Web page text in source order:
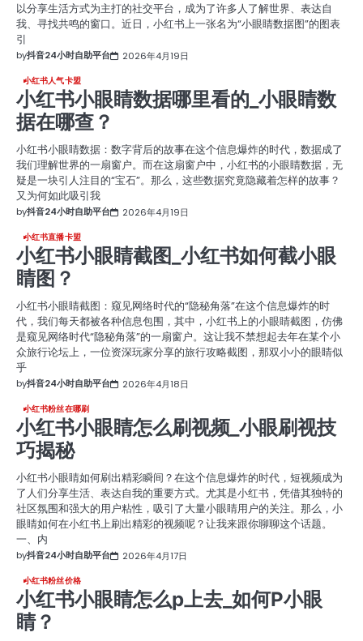
以分享生活方式为主打的社交平台，成为了许多人了解世界、表达自
我、寻找共鸣的窗口。近日，小红书上一张名为“小眼睛数据图”的图表
引
by抖音24小时自助平台 2026年4月19日
小红书人气卡盟
小红书小眼睛数据哪里看的_小眼睛数
据在哪查？
小红书小眼睛数据：数字背后的故事在这个信息爆炸的时代，数据成了
我们理解世界的一扇窗户。而在这扇窗户中，小红书的小眼睛数据，无
疑是一块引人注目的“宝石”。那么，这些数据究竟隐藏着怎样的故事？
又为何如此吸引我
by抖音24小时自助平台 2026年4月19日
小红书直播卡盟
小红书小眼睛截图_小红书如何截小眼
睛图？
小红书小眼睛截图：窥见网络时代的“隐秘角落”在这个信息爆炸的时
代，我们每天都被各种信息包围，其中，小红书上的小眼睛截图，仿佛
是窥见网络时代“隐秘角落”的一扇窗户。这让我不禁想起去年在某个小
众旅行论坛上，一位资深玩家分享的旅行攻略截图，那双小小的眼睛似
乎
by抖音24小时自助平台 2026年4月18日
小红书粉丝在哪刷
小红书小眼睛怎么刷视频_小眼刷视技
巧揭秘
小红书小眼睛如何刷出精彩瞬间？在这个信息爆炸的时代，短视频成为
了人们分享生活、表达自我的重要方式。尤其是小红书，凭借其独特的
社区氛围和强大的用户粘性，吸引了大量小眼睛用户的关注。那么，小
眼睛如何在小红书上刷出精彩的视频呢？让我来跟你聊聊这个话题。
一、内
by抖音24小时自助平台 2026年4月17日
小红书粉丝价格
小红书小眼睛怎么p上去_如何P小眼
睛？